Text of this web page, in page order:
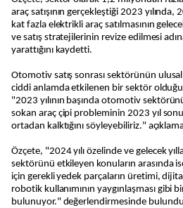
araç satışının gerçekleştiği 2023
kat fazla elektrikli araç satılmasının
ve satış stratejilerinin revize edilmesi
yarattığını kaydetti.
Otomotiv satış sonrası sektörünün
ciddi anlamda etkilenen bir sektör
"2023 yılının başında otomotiv
sokan araç çipi probleminin 2023 yıl
ortadan kalktığını söyleyebiliriz."
Özçete, "2024 yılı özelinde ve gelecek
sektörünü etkileyen konuların arasında
için gerekli yedek parçaların üretimi,
robotik kullanımının yaygınlaşması gibi
bulunuyor." değerlendirmesinde